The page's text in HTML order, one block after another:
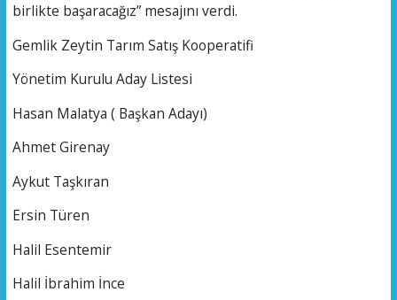
birlikte başaracağız” mesajını verdi.
Gemlik Zeytin Tarım Satış Kooperatifi
Yönetim Kurulu Aday Listesi
Hasan Malatya ( Başkan Adayı)
Ahmet Girenay
Aykut Taşkıran
Ersin Türen
Halil Esentemir
Halil İbrahim İnce